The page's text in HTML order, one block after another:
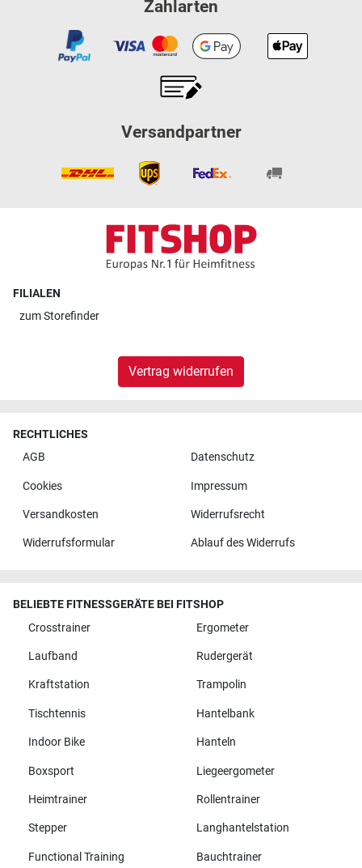
Zahlarten
Versandpartner
FILIALEN
zumStorefinder
Vertrag widerrufen
RECHTLICHES
AGB
Datenschutz
Cookies Impressum
Versandkosten Widerrufsrecht
Widerrufsformular Ablauf des Widerrufs
BELIEBTE FITNESSGERÄTE BEI FITSHOP
Crosstrainer
Ergometer
Laufband Rudergerät
Kraftstation Trampolin
Tischtennis Hantelbank
Indoor Bike Hanteln
Boxsport Liegeergometer
Heimtrainer Rollentrainer
Stepper Langhantelstation
Functional Training Bauchtrainer